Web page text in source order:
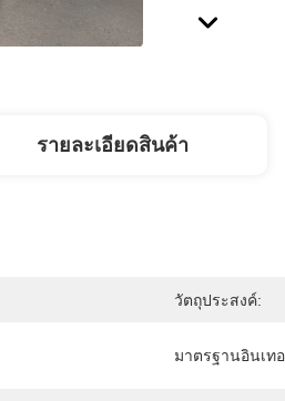
รายละเอียดสินค้า
วัตถุประสงค์:
มาตรฐานอินเท